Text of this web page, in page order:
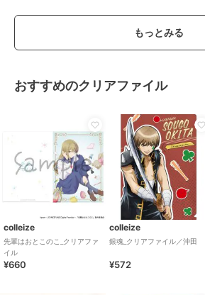
もっとみる
おすすめのクリアファイル
colleize
先輩はおとこのこ_クリアファ
イル
¥660
colleize
銀魂_クリアファイル／沖田
¥572